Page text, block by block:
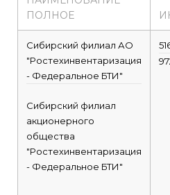
ПОЛНОЕ
Сибирский филиал АО
"Ростехинвентаризация
- Федеральное БТИ"
Сибирский филиал
акционерного
общества
"Ростехинвентаризация
- Федеральное БТИ"